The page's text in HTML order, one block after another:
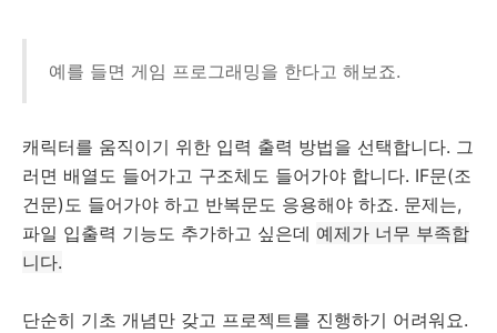
예를 들면 게임 프로그래밍을 한다고 해보죠.
캐릭터를 움직이기 위한 입력 출력 방법을 선택합니다. 그
러면 배열도 들어가고 구조체도 들어가야 합니다. IF문(조
건문)도 들어가야 하고 반복문도 응용해야 하죠. 문제는,
파일 입출력 기능도 추가하고 싶은데 예제가 너무 부족합
니다.
단순히 기초 개념만 갖고 프로젝트를 진행하기 어려워요.